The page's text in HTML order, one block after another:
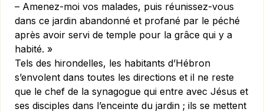
– Amenez-moi vos malades, puis réunissez-vous
dans ce jardin abandonné et profané par le péché
après avoir servi de temple pour la grâce qui y a
habité. »
Tels des hirondelles, les habitants d’Hébron
s’envolent dans toutes les directions et il ne reste
que le chef de la synagogue qui entre avec Jésus et
ses disciples dans l’enceinte du jardin ; ils se mettent